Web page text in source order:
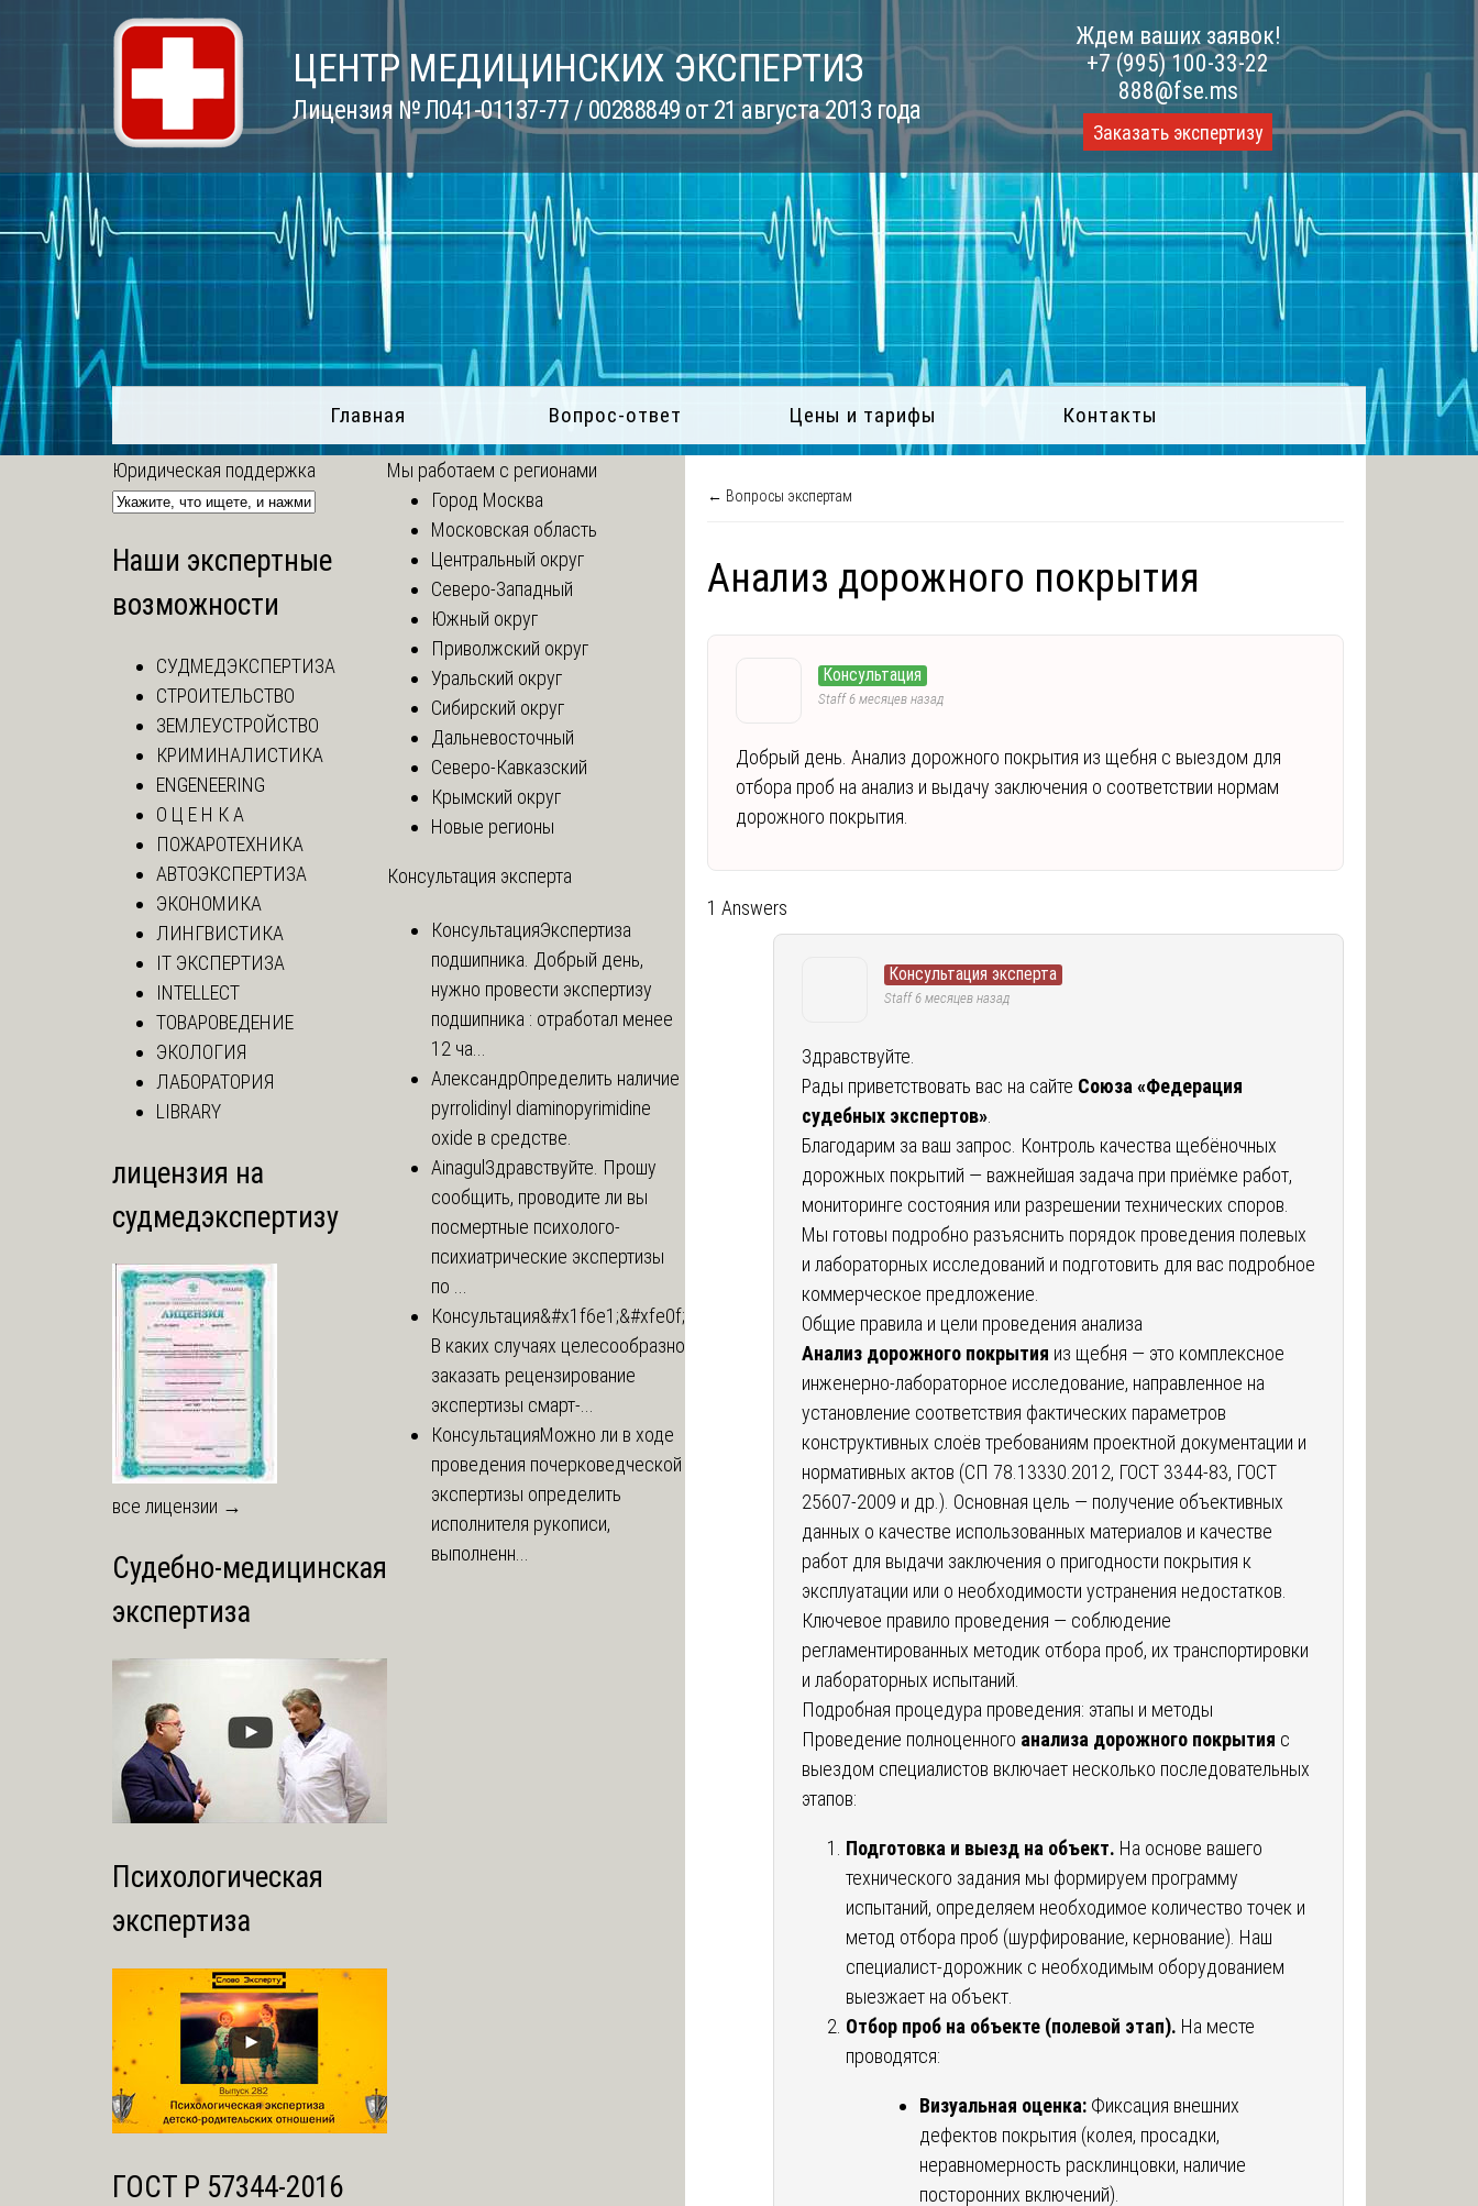
ЦЕНТР МЕДИЦИНСКИХ ЭКСПЕРТИЗ
Лицензия № Л041-01137-77 / 00288849 от 21 августа 2013 года
Ждем ваших заявок!
+7 (995) 100-33-22
888@fse.ms
Заказать экспертизу
Главная Вопрос-ответ Цены и тарифы Контакты
← Вопросы экспертам
Анализ дорожного покрытия
Консультация
Staff6 месяцев назад
Добрый день. Анализ дорожного покрытия из щебня с выездом для
отбора проб на анализ и выдачу заключения о соответствии нормам
дорожного покрытия.
1 Answers
Консультация эксперта
Staff6 месяцев назад
Здравствуйте.
Рады приветствовать вас на сайте Союза «Федерация
судебных экспертов»
Благодарим за ваш запрос. Контроль качества щебёночных
дорожных покрытий — важнейшая задача при приёмке работ,
мониторинге состояния или разрешении технических споров.
Мы готовы подробно разъяснить порядок проведения полевых
и лабораторных исследований и подготовить для вас подробное
коммерческое предложение.
Общие правила и цели проведения анализа
Анализ дорожного покрытия из щебня — это комплексное
инженерно-лабораторное исследование, направленное на
установление соответствия фактических параметров
конструктивных слоёв требованиям проектной документации и
нормативных актов (СП 78.13330.2012, ГОСТ 3344-83, ГОСТ
25607-2009 и др.). Основная цель — получение объективных
данных о качестве использованных материалов и качестве
работ для выдачи заключения о пригодности покрытия к
эксплуатации или о необходимости устранения недостатков.
Ключевое правило проведения — соблюдение
регламентированных методик отбора проб, их транспортировки
и лабораторных испытаний.
Подробная процедура проведения: этапы и методы
Проведение полноценного анализа дорожного покрытия с
выездом специалистов включает несколько последовательных
этапов:
Подготовка и выезд на объект. На основе вашего
технического задания мы формируем программу
испытаний, определяем необходимое количество точек и
метод отбора проб (шурфирование, кернование). Наш
специалист-дорожник с необходимым оборудованием
выезжает на объект.
Отбор проб на объекте (полевой этап). На месте
проводятся:
Визуальная оценка: Фиксация внешних
дефектов покрытия (колея, просадки,
неравномерность расклинцовки, наличие
посторонних включений).
Юридическая поддержка
Наши экспертные
возможности
СУДМЕДЭКСПЕРТИЗА
СТРОИТЕЛЬСТВО
ЗЕМЛЕУСТРОЙСТВО
КРИМИНАЛИСТИКА
ENGENEERING
О Ц Е Н К А
ПОЖАРОТЕХНИКА
АВТОЭКСПЕРТИЗА
ЭКОНОМИКА
ЛИНГВИСТИКА
IT ЭКСПЕРТИЗА
INTELLECT
ТОВАРОВЕДЕНИЕ
ЭКОЛОГИЯ
ЛАБОРАТОРИЯ
LIBRARY
лицензия на
судмедэкспертизу
все лицензии →
Судебно-медицинская
экспертиза
Психологическая
экспертиза
ГОСТ Р 57344-2016
Мы работаем с регионами
Город Москва
Московская область
Центральный округ
Северо-Западный
Южный округ
Приволжский округ
Уральский округ
Сибирский округ
Дальневосточный
Северо-Кавказский
Крымский округ
Новые регионы
Консультация эксперта
КонсультацияЭкспертиза
подшипника. Добрый день,
нужно провести экспертизу
подшипника : отработал менее
12 ча...
АлександрОпределить наличие
pyrrolidinyl diaminopyrimidine
oxide в средстве.
Ainagul Здравствуйте. Прошу
сообщить, проводите ли вы
посмертные психолого-
психиатрические экспертизы
по ...
Консультация&#x1f6e1;&#xfe0f;
В каких случаях целесообразно
заказать рецензирование
экспертизы смарт-...
КонсультацияМожно ли в ходе
проведения почерковедческой
экспертизы определить
исполнителя рукописи,
выполненн...